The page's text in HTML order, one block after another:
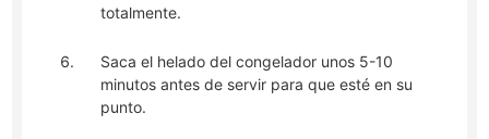
totalmente.
Saca el helado del congelador unos 5-10
minutos antes de servir para que esté en su
punto.